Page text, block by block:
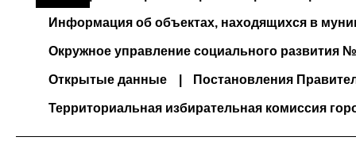
Информация об объектах, находящихся в
Окружное управление социального развития
Открытые данные Постановления
Территориальная избирательная комиссия